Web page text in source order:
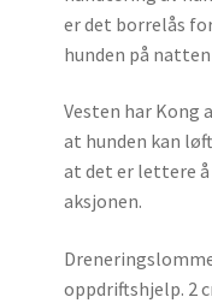
er det borrelås
hunden på
Vesten har
at hunden kan
at det er lettere
aksjonen.
oppdriftshjelp. 2